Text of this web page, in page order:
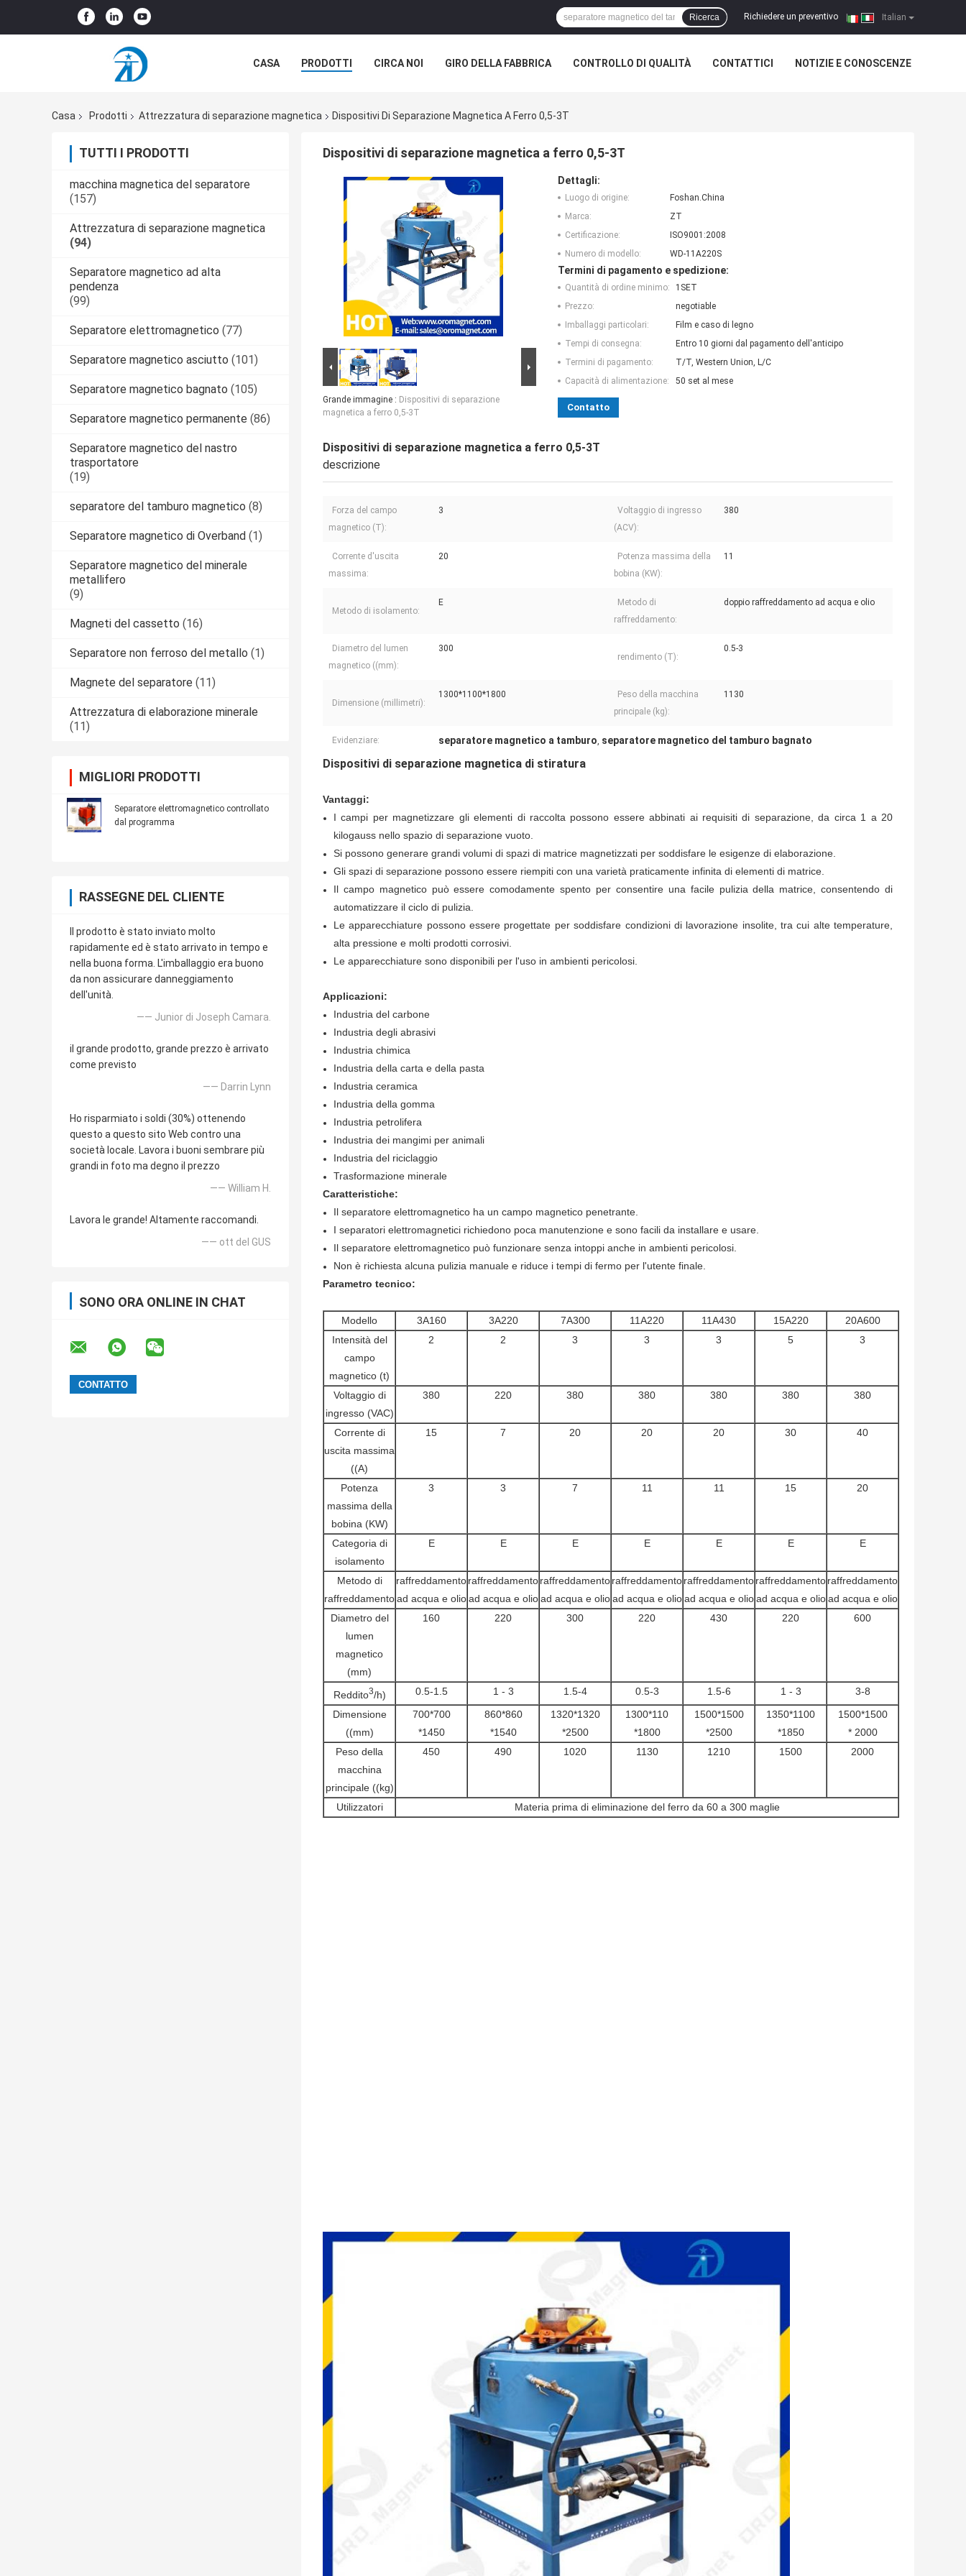
Italian
Richiedere un preventivo |
Ricerca
CASA PRODOTTI CIRCA NOI GIRO DELLA FABBRICA CONTROLLO DI QUALITÀ CONTATTICI NOTIZIE E CONOSCENZE
Casa
Prodotti Attrezzatura di separazione magnetica Dispositivi Di Separazione Magnetica A Ferro 0,5-3T
TUTTI I PRODOTTI
macchina magnetica del separatore
(157)
Attrezzatura di separazione magnetica
(94)
Separatore magnetico ad alta
pendenza
(99)
Separatore elettromagnetico (77)
Separatore magnetico asciutto (101)
Separatore magnetico bagnato (105)
Separatore magnetico permanente (86)
Separatore magnetico del nastro
trasportatore
(19)
separatore del tamburo magnetico (8)
Separatore magnetico di Overband (1)
Separatore magnetico del minerale
metallifero
(9)
Magneti del cassetto (16)
Separatore non ferroso del metallo (1)
Magnete del separatore (11)
Attrezzatura di elaborazione minerale
(11)
MIGLIORI PRODOTTI
Separatore elettromagnetico controllato
dal programma
RASSEGNE DEL CLIENTE
Il prodotto è stato inviato molto
rapidamente ed è stato arrivato in tempo e
nella buona forma. L'imballaggio era buono
da non assicurare danneggiamento
dell'unità.
—— Junior di Joseph Camara.
il grande prodotto, grande prezzo è arrivato
come previsto
—— Darrin Lynn
Ho risparmiato i soldi (30%) ottenendo
questo a questo sito Web contro una
società locale. Lavora i buoni sembrare più
grandi in foto ma degno il prezzo
—— William H.
Lavora le grande! Altamente raccomandi.
—— ott del GUS
SONO ORA ONLINE IN CHAT
Dispositivi di separazione magnetica a ferro 0,5-3T
Grande immagine : Dispositivi di separazione
magnetica a ferro 0,5-3T
Dettagli:
Luogo di origine:
Foshan.China
Marca:
ZT
Certificazione:
ISO9001:2008
Numero di modello:
WD-11A220S
Termini di pagamento e spedizione:
Quantità di ordine minimo:
1SET
Prezzo:
negotiable
Imballaggi particolari:
Film e caso di legno
Tempi di consegna:
Entro 10 giorni dal pagamento dell'anticipo
Termini di pagamento:
T/T, Western Union, L/C
Capacità di alimentazione:
50 set al mese
Contatto
Dispositivi di separazione magnetica a ferro 0,5-3T
descrizione
Forza del campo
magnetico (T):
3
Voltaggio di ingresso
(ACV):
380
Corrente d'uscita
massima:
20
Potenza massima della
bobina (KW):
11
Metodo di isolamento:
E
Metodo di
raffreddamento:
doppio raffreddamento ad acqua e olio
Diametro del lumen
magnetico ((mm):
300
rendimento (T):
0.5-3
Dimensione (millimetri):
1300*1100*1800
Peso della macchina
principale (kg):
1130
Evidenziare: separatore magnetico a tamburo, separatore magnetico del tamburo bagnato
Dispositivi di separazione magnetica di stiratura
Vantaggi:
I campi per magnetizzare gli elementi di raccolta possono essere abbinati ai requisiti di separazione, da circa 1 a 20
kilogauss nello spazio di separazione vuoto.
Si possono generare grandi volumi di spazi di matrice magnetizzati per soddisfare le esigenze di elaborazione.
Gli spazi di separazione possono essere riempiti con una varietà praticamente infinita di elementi di matrice.
Il campo magnetico può essere comodamente spento per consentire una facile pulizia della matrice, consentendo di
automatizzare il ciclo di pulizia.
Le apparecchiature possono essere progettate per soddisfare condizioni di lavorazione insolite, tra cui alte temperature,
alta pressione e molti prodotti corrosivi.
Le apparecchiature sono disponibili per l'uso in ambienti pericolosi.
Applicazioni:
Industria del carbone
Industria degli abrasivi
Industria chimica
Industria della carta e della pasta
Industria ceramica
Industria della gomma
Industria petrolifera
Industria dei mangimi per animali
Industria del riciclaggio
Trasformazione minerale
Caratteristiche:
Il separatore elettromagnetico ha un campo magnetico penetrante.
I separatori elettromagnetici richiedono poca manutenzione e sono facili da installare e usare.
Il separatore elettromagnetico può funzionare senza intoppi anche in ambienti pericolosi.
Non è richiesta alcuna pulizia manuale e riduce i tempi di fermo per l'utente finale.
Parametro tecnico:
Modello 3A160 3A220 7A300 11A220 11A430 15A220
20A600
Intensità del
campo
magnetico (t)
2 2 3 3 3 5 3
Voltaggio di
ingresso (VAC)
380 220 380 380 380 380 380
Corrente di
uscita massima
((A)
15 7 20 20 20 30 40
Potenza
massima della
bobina (KW)
3 3 7 11 11 15 20
Categoria di
isolamento
E E E E E E E
Metodo di
raffreddamento
raffreddamento
ad acqua e olio
raffreddamento
ad acqua e olio
raffreddamento
ad acqua e olio
raffreddamento
ad acqua e olio
raffreddamento
ad acqua e olio
raffreddamento
ad acqua e olio
raffreddamento
ad acqua e olio
Diametro del
lumen
magnetico
(mm)
160 220 300 220 430 220 600
Reddito3/h) 0.5-1.5 1 - 3 1.5-4 0.5-3 1.5-6 1 - 3
3-8
Dimensione
((mm)
700*700
*1450
860*860
*1540
1320*1320
*2500
1300*110
*1800
1500*1500
*2500
1350*1100
*1850
1500*1500
* 2000
Peso della
macchina
principale ((kg)
450 490 1020 1130 1210 1500 2000
Utilizzatori Materia prima di eliminazione del ferro da 60 a 300 maglie